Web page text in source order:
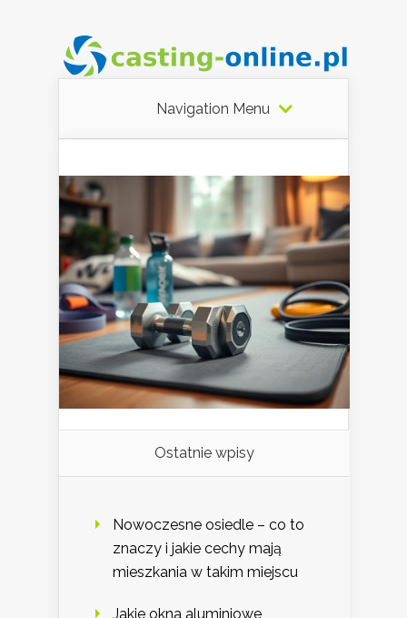
Navigation Menu
Ostatnie wpisy
Nowoczesne osiedle – co to
znaczy i jakie cechy mają
mieszkania w takim miejscu
Jakie okna aluminiowe